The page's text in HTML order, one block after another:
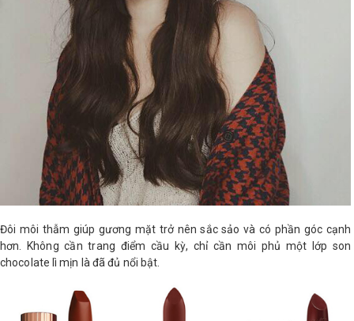
Đôi môi thẫm giúp gương mặt trở nên sắc sảo và có phần góc cạnh
hơn. Không cần trang điểm cầu kỳ, chỉ cần môi phủ một lớp son
chocolate lì mịn là đã đủ nổi bật.